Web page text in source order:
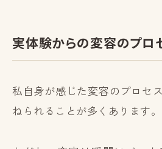
実体験からの変容のプロ
私自身が感じた変容のプロセ
ねられることが多くあります。